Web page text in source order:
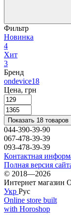
Фильтр
Новинка
4
Хит
3
Бренд
ondevice18
Цена, грн
Показать 18 товаров
044-390-39-90
067-478-39-39
093-478-39-39
Контактная
Полная версия
© 2018—2026
Интернет магазин
Укр Рус
Online store built
with Horoshop